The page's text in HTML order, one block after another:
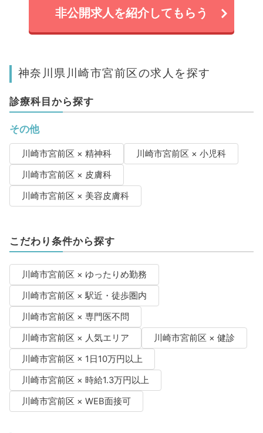
非公開求人を紹介してもらう
神奈川県川崎市宮前区の求人を探す
診療科目から探す
その他
川崎市宮前区 × 精神科
川崎市宮前区 × 小児科
川崎市宮前区 × 皮膚科
川崎市宮前区 × 美容皮膚科
こだわり条件から探す
川崎市宮前区 × ゆったりめ勤務
川崎市宮前区 × 駅近・徒歩圏内
川崎市宮前区 × 専門医不問
川崎市宮前区 × 人気エリア
川崎市宮前区 × 健診
川崎市宮前区 × 1日10万円以上
川崎市宮前区 × 時給1.3万円以上
川崎市宮前区 × WEB面接可